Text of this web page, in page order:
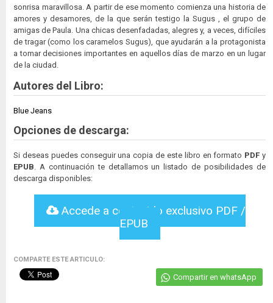
sonrisa maravillosa. A partir de ese momento comienza una historia de
amores y desamores, de la que serán testigo la Sugus , el grupo de
amigas de Paula. Una chicas desenfadadas, alegres y, a veces, difíciles
de tragar (como los caramelos Sugus), que ayudarán a la protagonista
a tomar decisiones importantes en aquellos días de marzo en un lugar
de la ciudad.
Autores del Libro:
Blue Jeans
Opciones de descarga:
Si deseas puedes conseguir una copia de este libro en formato PDF y
EPUB . A continuación te detallamos un listado de posibilidades de
descarga disponibles:
Accede a contenido exclusivo PDF /
EPUB
COMPARTE ESTE ARTICULO:
Compartir en whatsApp